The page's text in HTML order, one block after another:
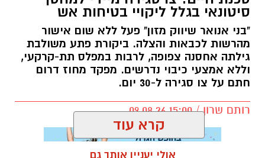
סיטונאי בגלל ליקויי בטיחות אש
"בני אנואר שיווק מזון" פעל ללא שום אישור
מהרשות לכבאות והצלה. ביקורת פתע משולבת
גילתה אחסנה צפופה, לרבות במפלס תת-קרקעי,
וללא אמצעי כיבוי נדרשים. מפקד מחוז דרום
חתם על צו סגירה ל-30 יום.
רותם שרון / 15:00 09.08.26
קרא עוד